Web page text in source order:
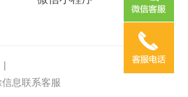
|
息联系客服